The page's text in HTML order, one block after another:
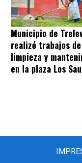
Municipio de
realizó trabajos de
limpieza y
en la plaza Los